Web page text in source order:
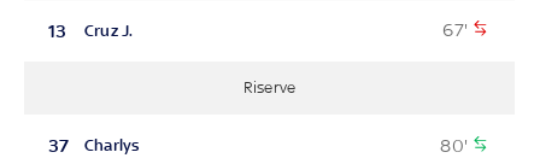
13 Cruz J. 67'
Riserve
37 Charlys 80'